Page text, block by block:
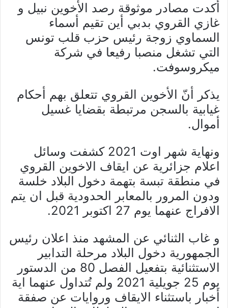
أكدت مصادر موثوقة رصد الأخوين نبيل و
غازي القروي بدبي أين تقيم أسماء
السماوي زوجة رئيس حزب قلب تونس
التي تشغل منصبا رفيعا في شركة
ميكروسوفت.
يذكر أنّ الأخوين القروي تتعلق بهم أحكام
غيابية بالسجن مرتبطة بقضايا غسيل
أموال.
ونهاية شهر اوت 2021 كشفت وسائل
اعلام جزائرية عن ايقاف الاخوين القروي
في منطقة تبسة بتهمة دخول البلاد خلسة
ودون المرور بالمعابر الحدودية قبل ان يتم
الافراج عنهما يوم 27 اكتوبر 2021.
و غاب الثنائي عن المشهد منذ اعلان رئيس
الجمهورية دخول البلاد مرحلة التدابير
الاستثنائية بتفعيل الفصل 80 من الدستور
يوم 25 جويلية 2021 ولم تُتداول عنهما اية
أخبار باستثناء الايقاف وروايات عن صفقة